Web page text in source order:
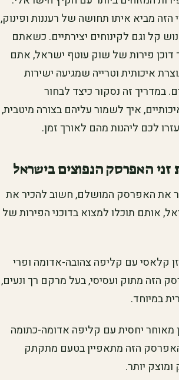
הזה מביא איתו תחושה של רעננות ופינוק,
קל וגם לקינוחים יצירתיים. כשאתם
דוכן פירות של שוק עוטף ישראל, אתם
איכותית וטרייה שמגיעה ישירות
במדריך זה נסקור כיצד לבחור
איך לשמור עליהם בצורה מיטבית,
לכם ליהנות מהם לאורך זמן.
את האפרסק המושלם, חשוב להכיר את
אותם תוכלו למצוא בדוכני הפירות של
קלאסי עם קליפה צהובה-אדומה ופרי
הזה מתוק ועסיסי, בעל מרקם רך ונעים,
במיוחד.
יחסית עם קליפה אדומה-כתומה
האפרסק הזה מתאפיין בטעם מתקתק
יותר.